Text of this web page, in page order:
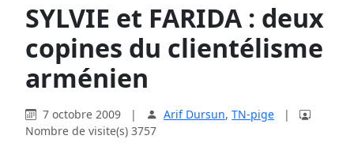
SYLVIE et FARIDA : deux
copines du clientélisme
arménien
7 octobre 2009 | Arif Dursun, TN-pige
|
Nombre de visite(s) 3757